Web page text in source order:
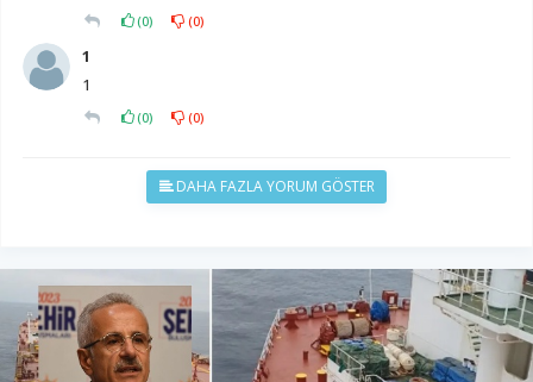
(0) (0)
1
1
(0) (0)
DAHA FAZLA YORUM GÖSTER